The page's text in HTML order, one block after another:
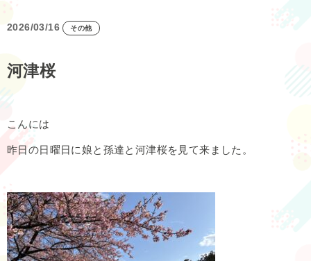
2026/03/16 その他
河津桜
こんには
昨日の日曜日に娘と孫達と河津桜を見て来ました。